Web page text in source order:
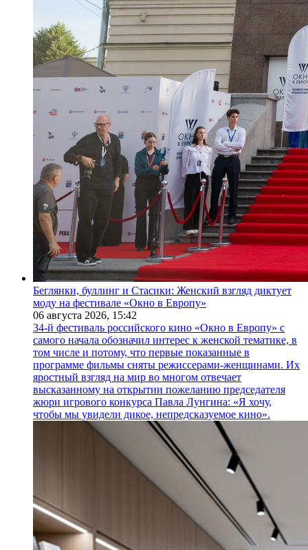
Беглянки, буллинг и Стасики: Женский взгляд диктует
моду на фестивале «Окно в Европу»
06 августа 2026, 15:42
34-й фестиваль российского кино «Окно в Европу» с
самого начала обозначил интерес к женской тематике, в
том числе и потому, что первые показанные в
программе фильмы сняты режиссерами-женщинами. Их
яростный взгляд на мир во многом отвечает
высказанному на открытии пожеланию председателя
жюри игрового конкурса Павла Лунгина: «Я хочу,
чтобы мы увидели дикое, непредсказуемое кино».